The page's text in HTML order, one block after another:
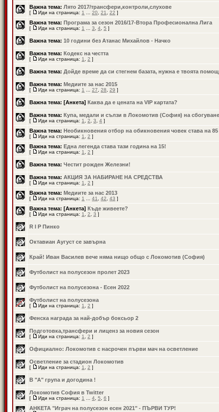
Важна тема: Лято 2017/трансфери,контроли,слухове
[ Иди на страница: 1 20 21 22 ]
Важна тема: Програма за сезон 2016/17-Втора Професионална Лига
[ Иди на страница: 1 3 4 5 ]
Важна тема: 10 години без Атанас Михайлов - Начко
Важна тема: Кодекс на честта
[ Иди на страница: 1 2 ]
Важна тема: Дойде време да си стегнем базата, нужна е твоята
Важна тема: Медиите за нас 2015
[ Иди на страница: 1 27 28 29 ]
Важна тема: [Анкета] Каква да е цената на VIP картата?
Важна тема: Купа, медали и сълзи в Локомотив (София) на сбогуване
[ Иди на страница: 1 2 3 4 ]
Важна тема: Необикновения отбор на обикновения човек става на 85
[ Иди на страница: 1 2 ]
Важна тема: Една легенда става тази година на 15!
[ Иди на страница: 1 2 ]
Важна тема: Честит рожден Железни!
Важна тема: АКЦИЯ ЗА НАБИРАНЕ НА СРЕДСТВА
[ Иди на страница: 1 2 ]
Важна тема: Медиите за нас 2013
[ Иди на страница: 1 41 42 43 ]
Важна тема: [Анкета] Къде живеете?
[ Иди на страница: 1 2 3 ]
R I P Пинко
Октавиан Аугуст се завърна
Край! Иван Василев вече няма нищо общо с Локомотив (София)
Футболист на полусезон пролет 2023
Футболист на полусезона - Есен 2022
Футболист на полусезона
[ Иди на страница: 1 2 ]
Фенска награда за най-добър боксьор 2
Подготовка,трансфери и лиценз за новия сезон
[ Иди на страница: 1 2 ]
Официално: Локомотив с насрочен първи мач на осветление
Осветление за стадион Локомотив
[ Иди на страница: 1 2 ]
В "А" група и догодина !
Локомотив София в Twitter
[ Иди на страница: 1 4 5 6 ]
АНКЕТА "Играч на полусезон есен 2021" - ПЪРВИ ТУР!